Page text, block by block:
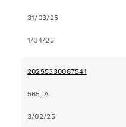
31/03/25
1/04/25
20255330087541
565_A
3/02/25